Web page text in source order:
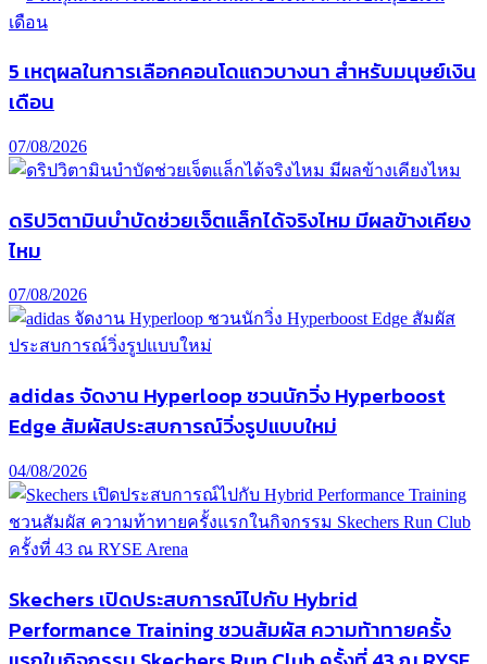
5 เหตุผลในการเลือกคอนโดแถวบางนา สำหรับมนุษย์เงิน
เดือน
07/08/2026
ดริปวิตามินบำบัดช่วยเจ็ตแล็กได้จริงไหม มีผลข้างเคียง
ไหม
07/08/2026
adidas จัดงาน Hyperloop ชวนนักวิ่ง Hyperboost
Edge สัมผัสประสบการณ์วิ่งรูปแบบใหม่
04/08/2026
Skechers เปิดประสบการณ์ไปกับ Hybrid
Performance Training ชวนสัมผัส ความท้าทายครั้ง